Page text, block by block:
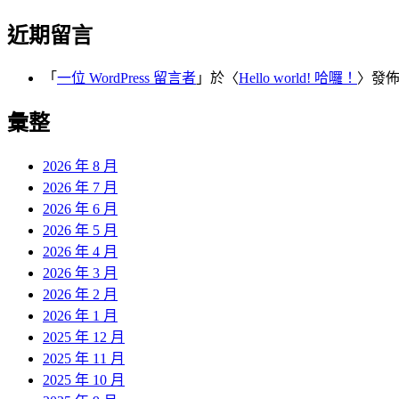
近期留言
「 一位 WordPress 留言者 」於〈Hello world! 哈囉！ 〉發
彙整
2026 年 8 月
2026 年 7 月
2026 年 6 月
2026 年 5 月
2026 年 4 月
2026 年 3 月
2026 年 2 月
2026 年 1 月
2025 年 12 月
2025 年 11 月
2025 年 10 月